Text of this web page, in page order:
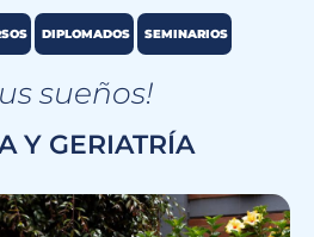
DIPLOMADOS SEMINARIOS
sueños!
Y GERIATRÍA